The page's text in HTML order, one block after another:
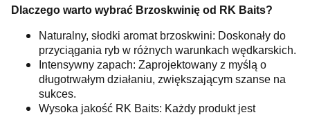
Dlaczego warto wybrać Brzoskwinię od RK Baits?
Naturalny, słodki aromat brzoskwini: Doskonały do
przyciągania ryb w różnych warunkach wędkarskich.
Intensywny zapach: Zaprojektowany z myślą o
długotrwałym działaniu, zwiększającym szanse na
sukces.
Wysoka jakość RK Baits: Każdy produkt jest